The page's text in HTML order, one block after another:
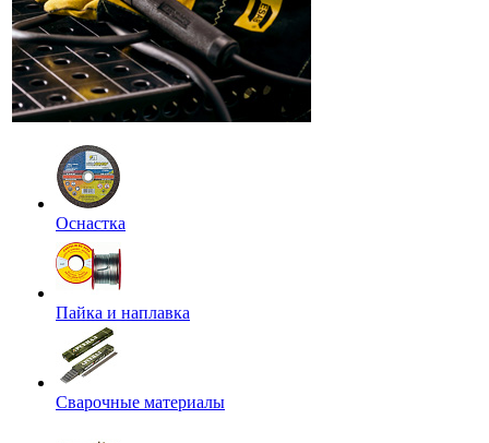
Оснастка
Пайка и наплавка
Сварочные материалы